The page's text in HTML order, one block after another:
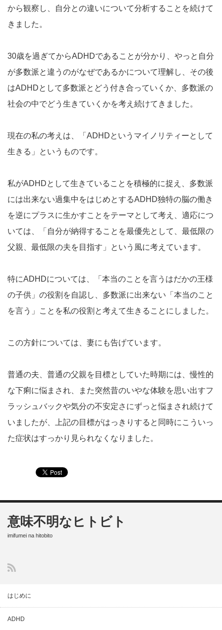
から観察し、自分との違いについて分析することを続けて
きました。
30歳を過ぎてからADHDであることが分かり、やっと自分
が多数派と違うのがなぜであるかについて理解し、その後
はADHDとして多数派とどう付き合っていくか、多数派の
社会の中でどう生きていくかを考え続けてきました。
現在の私の考えは、「ADHDというマイノリティーとして
生きる」というものです。
私がADHDとして生きていることを積極的に捉え、多数派
には出来ない過集中をはじめとするADHD独特の脳の働き
を逆にプラスに生かすことをテーマとして考え、適応につ
いては、「自分が納得することを最優先として、最低限の
父親、最低限の夫を目指す」という風に考えています。
特にADHDについては、「本当のことを言うはだかの王様
の子供」の役割を自認し、多数派に出来ない「本当のこと
を言う」ことを私の役割と考えて生きることにしました。
この方針については、妻にも告げています。
普通の夫、普通の父親を目標としていた時期には、慢性的
な下痢に悩まされ、また突然昔のいやな体験を思い出すフ
ラッシュバックや気分の不安定さにずっと悩まされ続けて
いましたが、上記の目標がはっきりすると同時にこういっ
た症状はすっかり見られなくなりました。
意味不明なヒトビト
imifumei na hitobito
はじめに
ADHD